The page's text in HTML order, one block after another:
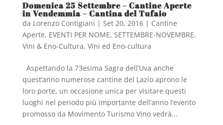
Domenica 25 Settembre – Cantine Aperte
in Vendemmia – Cantina del Tufaio
da Lorenzo Contigiani | Set 20, 2016| Cantine
Aperte, EVENTI PER NOME, SETTEMBRE-NOVEMBRE,
Vini & Eno-Cultura, Vini ed Eno-cultura
Aspettando la 73esima Sagra dell’Uva anche
quest’anno numerose cantine del Lazio aprono le
loro porte, un occasione unica per visitare questi
luoghi nel periodo più importante dell’anno l’evento
promosso da Movimento Turismo Vino vedrà...